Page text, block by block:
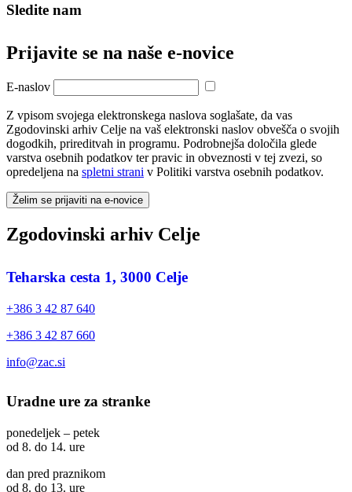
Sledite nam
Prijavite se na naše e‑novice
E-naslov
Z vpisom svojega elektronskega naslova soglašate, da vas
Zgodovinski arhiv Celje na vaš elektronski naslov obvešča o svojih
dogodkih, prireditvah in programu. Podrobnejša določila glede
varstva osebnih podatkov ter pravic in obveznosti v tej zvezi, so
opredeljena na spletni strani v Politiki varstva osebnih podatkov.
Želim se prijaviti na e-novice
Zgodovinski arhiv Celje
Teharska cesta 1, 3000 Celje
+386 3 42 87 640
+386 3 42 87 660
info@zac.si
Uradne ure za stranke
ponedeljek – petek
od 8. do 14. ure
dan pred praznikom
od 8. do 13. ure